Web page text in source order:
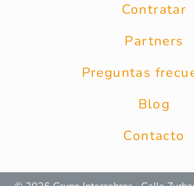
Contratar
Partners
Preguntas
Blog
Contacto